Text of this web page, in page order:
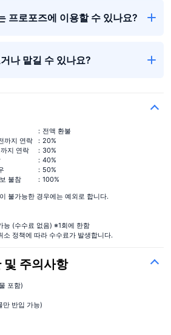
프로포즈에 이용할 수 있나요?
나 맡길 수 있나요?
：전액 환불
까지 연락
：20%
지 연락
：30%
：40%
：50%
불참
：100%
불가능한 경우에는 예외로 합니다.
능 (수수료 없음) ※1회에 한함
소 정책에 따라 수수료가 발생합니다.
및 주의사항
포함)
만 반입 가능)